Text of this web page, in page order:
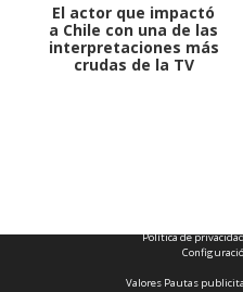
El actor que impactó
a Chile con una de las
interpretaciones más
crudas de la TV
Política de
Valores Pautas